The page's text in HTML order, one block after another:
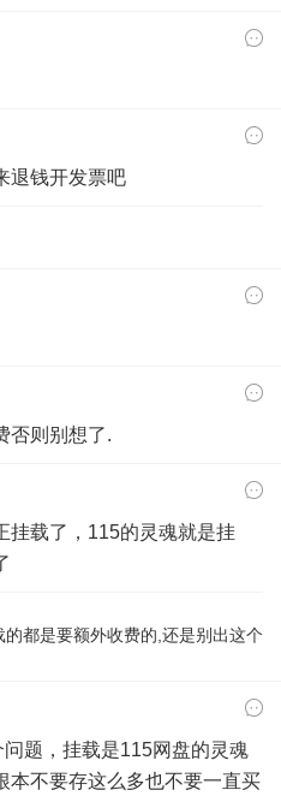
退钱开发票吧
否则别想了.
挂载了，115的灵魂就是挂
都是要额外收费的,还是别出这个
题，挂载是115网盘的灵魂
本不要存这么多也不要一直买